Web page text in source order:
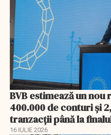
BVB estimează un
400.000 de conturi și
tranzacții până la
16 IULIE 2026